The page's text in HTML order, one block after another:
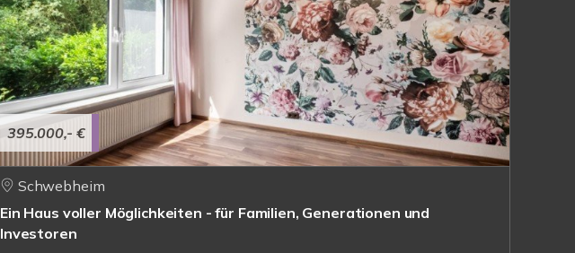
395.000,- €
Schwebheim
Ein Haus voller Möglichkeiten - für Familien, Generationen und
Investoren